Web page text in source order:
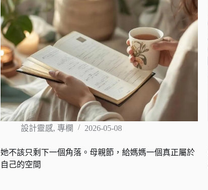
設計靈感, 專欄 2026-05-08
她不該只剩下一個角落。母親節，給媽媽一個真正屬於
自己的空間